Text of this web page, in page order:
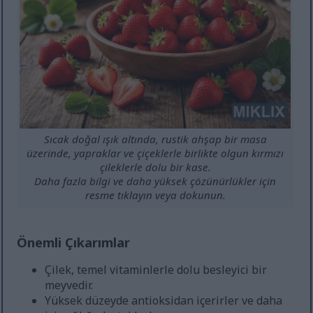
Sıcak doğal ışık altında, rustik ahşap bir masa
üzerinde, yapraklar ve çiçeklerle birlikte olgun kırmızı
çileklerle dolu bir kase.
Daha fazla bilgi ve daha yüksek çözünürlükler için
resme tıklayın veya dokunun.
Önemli Çıkarımlar
Çilek, temel vitaminlerle dolu besleyici bir
meyvedir.
Yüksek düzeyde antioksidan içerirler ve daha